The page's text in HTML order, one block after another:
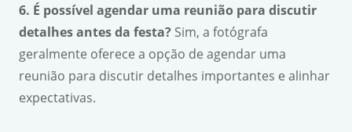
6. É possível agendar uma reunião para discutir
detalhes antes da festa? Sim, a fotógrafa
geralmente oferece a opção de agendar uma
reunião para discutir detalhes importantes e alinhar
expectativas.